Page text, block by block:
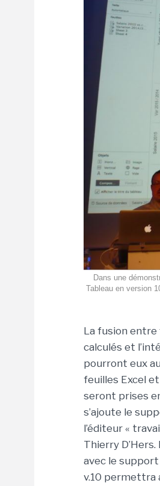
Dans une
Tableau en version
La fusion entre
calculés et
pourront eux
feuilles Excel
seront prises
s’ajoute le
l’éditeur «
Thierry
avec le
v.10 permettra